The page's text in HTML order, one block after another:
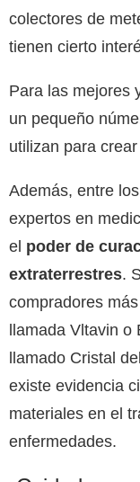
colectores de
tienen cierto
Para las mejores
un pequeño
utilizan para crear
Además, entre
expertos en
el poder de
extraterrestres.
compradores
llamada Vltavin o
llamado Cristal
existe evidencia
materiales en el
enfermedades.